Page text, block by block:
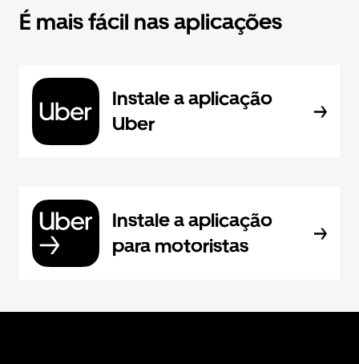
É mais fácil nas aplicações
Instale a aplicação
Uber
Instale a aplicação
para motoristas